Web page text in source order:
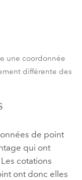
une coordonnée
différente des
de point
qui ont
cotations
ont donc elles